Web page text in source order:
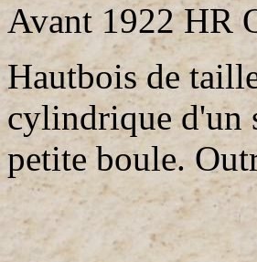
Avant 1922 HR
Hautbois de
cylindrique d'un
petite boule.